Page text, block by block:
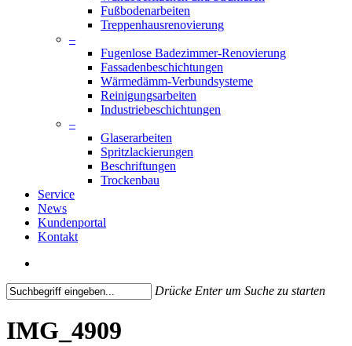
Fußbodenarbeiten
Treppenhausrenovierung
–
Fugenlose Badezimmer-Renovierung
Fassadenbeschichtungen
Wärmedämm-Verbundsysteme
Reinigungsarbeiten
Industriebeschichtungen
–
Glaserarbeiten
Spritzlackierungen
Beschriftungen
Trockenbau
Service
News
Kundenportal
Kontakt
Drücke Enter um Suche zu starten
Search
IMG_4909